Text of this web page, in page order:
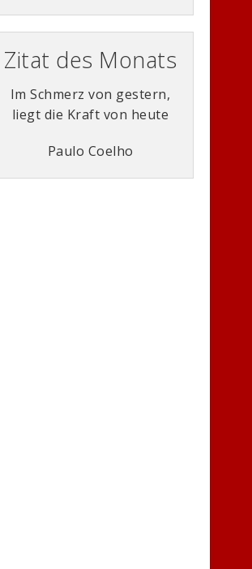
Zitat des Monats
Im Schmerz von gestern,
liegt die Kraft von heute
Paulo Coelho